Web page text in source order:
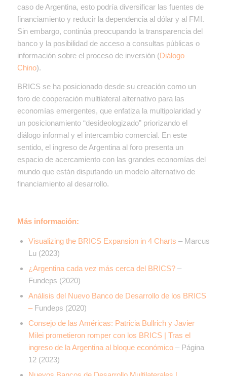
caso de Argentina, esto podría diversificar las fuentes de
financiamiento y reducir la dependencia al dólar y al FMI.
Sin embargo, continúa preocupando la transparencia del
banco y la posibilidad de acceso a consultas públicas o
información sobre el proceso de inversión (Diálogo
Chino).
BRICS se ha posicionado desde su creación como un
foro de cooperación multilateral alternativo para las
economías emergentes, que enfatiza la multipolaridad y
un posicionamiento “desideologizado” priorizando el
diálogo informal y el intercambio comercial. En este
sentido, el ingreso de Argentina al foro presenta un
espacio de acercamiento con las grandes economías del
mundo que están disputando un modelo alternativo de
financiamiento al desarrollo.
Más información:
Visualizing the BRICS Expansion in 4 Charts – Marcus
Lu (2023)
¿Argentina cada vez más cerca del BRICS?–
Fundeps (2020)
Análisis del Nuevo Banco de Desarrollo de los BRICS
–Fundeps (2020)
Consejo de las Américas: Patricia Bullrich y Javier
Milei prometieron romper con los BRICS | Tras el
ingreso de la Argentina al bloque económico– Página
12 (2023)